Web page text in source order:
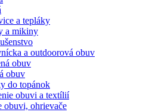
a tepláky
a mikiny
a outdoorová obuv
obuv
obuv
do topánok
obuvi a textílií
obuvi, ohrievače